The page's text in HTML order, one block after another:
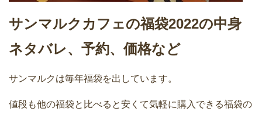
サンマルクカフェの福袋2022の中身
ネタバレ、予約、価格など
サンマルクは毎年福袋を出しています。
値段も他の福袋と比べると安くて気軽に購入できる福袋の